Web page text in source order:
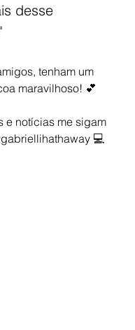
desse
tenham um
maravilhoso! 💕
e notícias me sigam
💻